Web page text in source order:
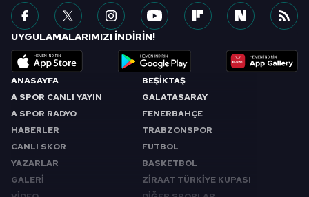
ANASAYFA
A SPOR CANLI YAYIN
A SPOR RADYO
HABERLER
CANLI SKOR
YAZARLAR
GALERİ
BEŞİKTAŞ
GALATASARAY
FENERBAHÇE
TRABZONSPOR
FUTBOL
BASKETBOL
ZİRAAT TÜRKİYE KUPASI
UYGULAMALARIMIZI İNDİRİN!